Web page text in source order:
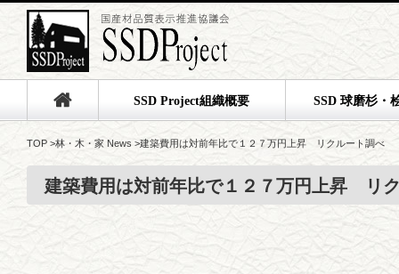
SSD Project組織概要 SSD 球磨杉・
TOP >林・木・家 News >建築費用は対前年比で１２７万円上昇 リクルート調べ
建築費用は対前年比で１２７万円上昇 リ